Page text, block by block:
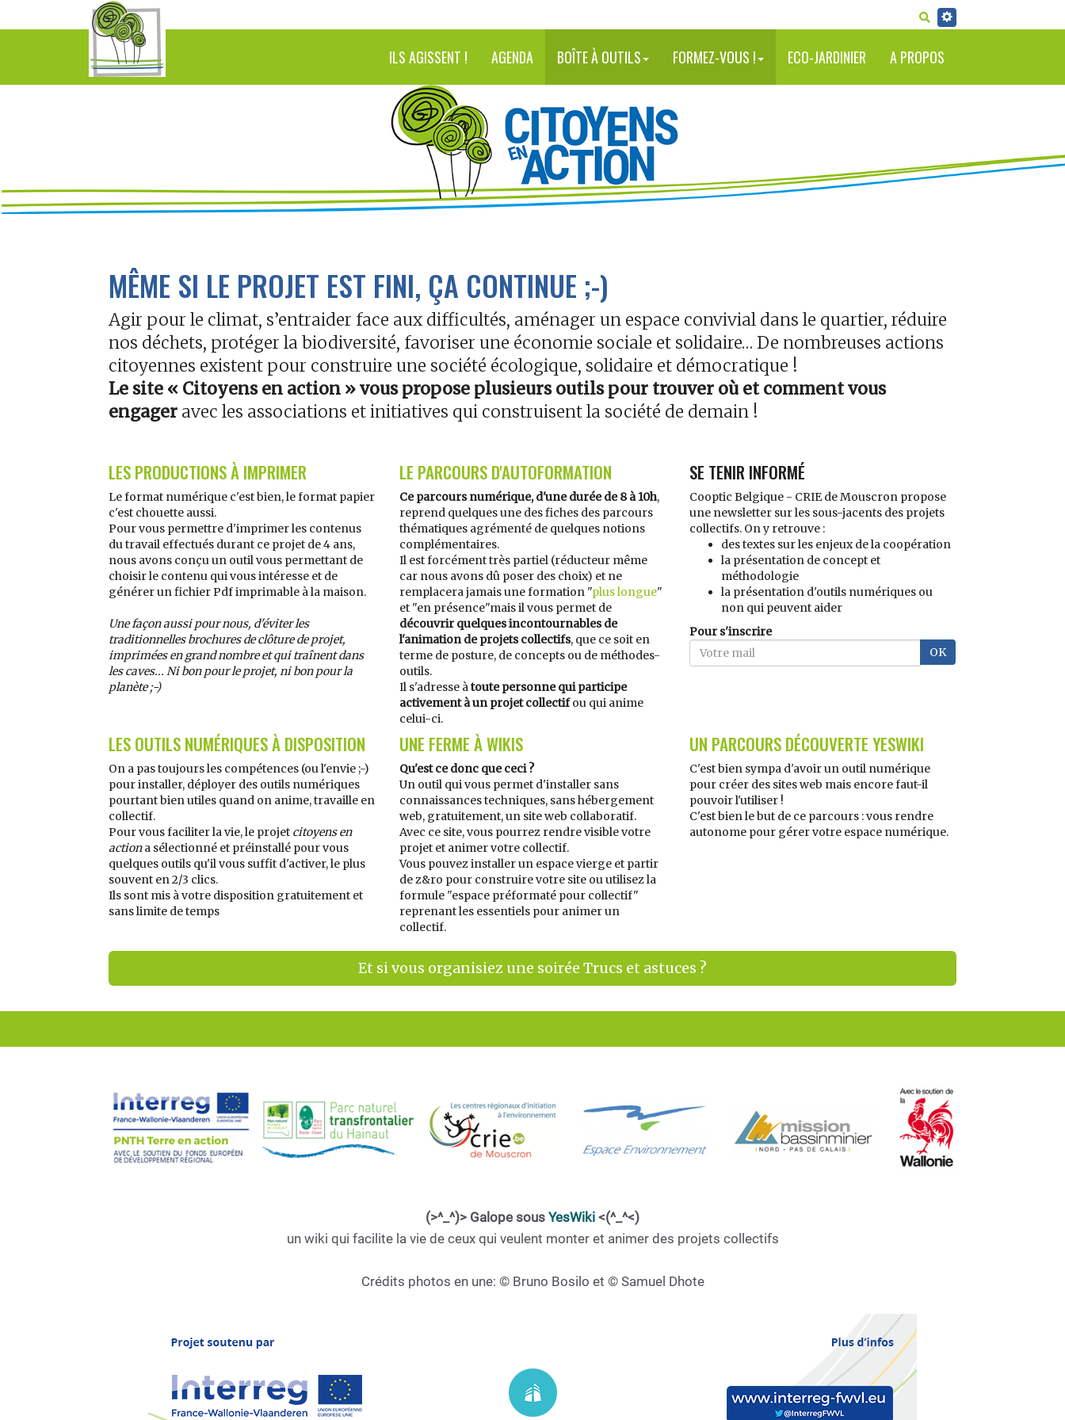
RECHERCHER
ILS AGISSENT ! AGENDA BOÎTE À OUTILS FORMEZ-VOUS ! ECO-JARDINIER A PROPOS
MÊME SI LE PROJET EST FINI, ÇA CONTINUE ;-)
Agir pour le climat, s’entraider face aux difficultés, aménager un espace convivial dans le quartier, réduire
nos déchets, protéger la biodiversité, favoriser une économie sociale et solidaire… De nombreuses actions
citoyennes existent pour construire une société écologique, solidaire et démocratique !
Le site « Citoyens en action » vous propose plusieurs outils pour trouver où et comment vous
engager avec les associations et initiatives qui construisent la société de demain !
LES PRODUCTIONS À IMPRIMER
Le format numérique c'est bien, le format papier
c'est chouette aussi.
Pour vous permettre d'imprimer les contenus
du travail effectués durant ce projet de 4 ans,
nous avons conçu un outil vous permettant de
choisir le contenu qui vous intéresse et de
générer un fichier Pdf imprimable à la maison.
Une façon aussi pour nous, d'éviter les
traditionnelles brochures de clôture de projet,
imprimées en grand nombre et qui traînent dans
les caves... Ni bon pour le projet, ni bon pour la
planète ;-)
LE PARCOURS D'AUTOFORMATION
Ce parcours numérique, d'une durée de 8 à 10h,
reprend quelques une des fiches des parcours
thématiques agrémenté de quelques notions
complémentaires.
Il est forcément très partiel (réducteur même
car nous avons dû poser des choix) et ne
remplacera jamais une formation "plus longue"
et "en présence"mais il vous permet de
découvrir quelques incontournables de
l'animation de projets collectifs, que ce soit en
terme de posture, de concepts ou de méthodes-
outils.
Il s'adresse àtoute personne qui participe
activement à un projet collectifou qui anime
celui-ci.
SE TENIR INFORMÉ
Cooptic Belgique - CRIE de Mouscron propose
une newsletter sur les sous-jacents des projets
collectifs. On y retrouve :
des textes sur les enjeux de la coopération
la présentation de concept et
méthodologie
la présentation d'outils numériques ou
non qui peuvent aider
Pour s'inscrire
LES OUTILS NUMÉRIQUES À DISPOSITION
On a pas toujours les compétences (ou l'envie ;-)
pour installer, déployer des outils numériques
pourtant bien utiles quand on anime, travaille en
collectif.
Pour vous faciliter la vie, le projet citoyens en
actiona sélectionné et préinstallé pour vous
quelques outils qu'il vous suffit d'activer, le plus
souvent en 2/3 clics.
Ils sont mis à votre disposition gratuitement et
sans limite de temps
UNE FERME À WIKIS
Qu'est ce donc que ceci ?
Un outil qui vous permet d'installer sans
connaissances techniques, sans hébergement
web, gratuitement, un site web collaboratif.
Avec ce site, vous pourrez rendre visible votre
projet et animer votre collectif.
Vous pouvez installer un espace vierge et partir
de z&ro pour construire votre site ou utilisez la
formule "espace préformaté pour collectif"
reprenant les essentiels pour animer un
collectif.
UN PARCOURS DÉCOUVERTE YESWIKI
C'est bien sympa d'avoir un outil numérique
pour créer des sites web mais encore faut-il
pouvoir l'utiliser !
C'est bien le but de ce parcours : vous rendre
autonome pour gérer votre espace numérique.
Et si vous organisiez une soirée Trucs et astuces ?